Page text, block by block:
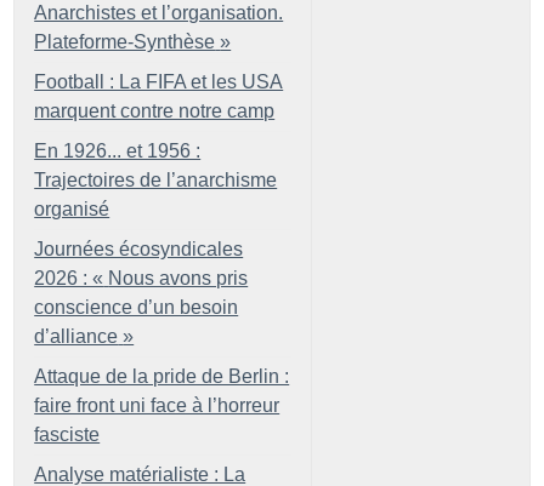
Anarchistes et l’organisation.
Plateforme-Synthèse »
Football : La FIFA et les USA
marquent contre notre camp
En 1926... et 1956 :
Trajectoires de l’anarchisme
organisé
Journées écosyndicales
2026 : « Nous avons pris
conscience d’un besoin
d’alliance »
Attaque de la pride de Berlin :
faire front uni face à l’horreur
fasciste
Analyse matérialiste : La